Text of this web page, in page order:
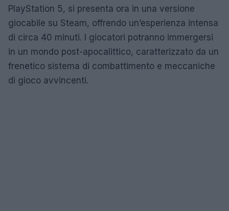
PlayStation 5, si presenta ora in una versione
giocabile su Steam, offrendo un’esperienza intensa
di circa 40 minuti. I giocatori potranno immergersi
in un mondo post-apocalittico, caratterizzato da un
frenetico sistema di combattimento e meccaniche
di gioco avvincenti.